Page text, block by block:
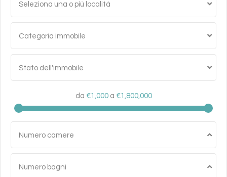
Seleziona una o più località
Categoria immobile
Stato dell'immobile
da €1,000 a €1,800,000
Numero camere
Numero bagni